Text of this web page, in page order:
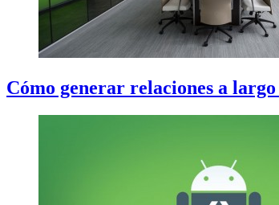
Cómo generar relaciones a